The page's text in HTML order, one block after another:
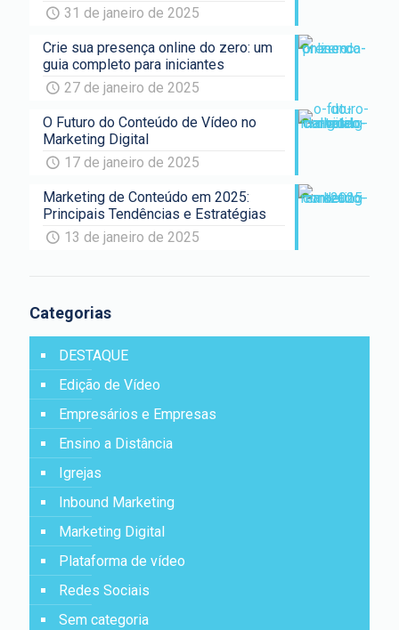
31 de janeiro de 2025
Crie sua presença online do zero: um
guia completo para iniciantes
27 de janeiro de 2025
O Futuro do Conteúdo de Vídeo no
Marketing Digital
17 de janeiro de 2025
Marketing de Conteúdo em 2025:
Principais Tendências e Estratégias
13 de janeiro de 2025
Categorias
DESTAQUE
Edição de Vídeo
Empresários e Empresas
Ensino a Distância
Igrejas
Inbound Marketing
Marketing Digital
Plataforma de vídeo
Redes Sociais
Sem categoria